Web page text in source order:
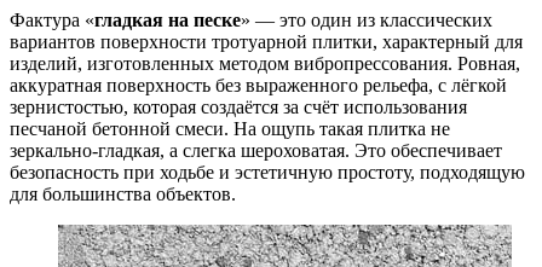
Фактура «гладкая на песке» — это один из классических
вариантов поверхности тротуарной плитки, характерный для
изделий, изготовленных методом вибропрессования. Ровная,
аккуратная поверхность без выраженного рельефа, с лёгкой
зернистостью, которая создаётся за счёт использования
песчаной бетонной смеси. На ощупь такая плитка не
зеркально-гладкая, а слегка шероховатая. Это обеспечивает
безопасность при ходьбе и эстетичную простоту, подходящую
для большинства объектов.